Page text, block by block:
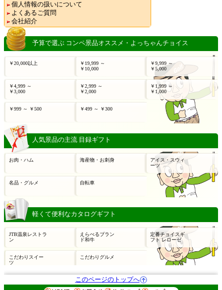
個人情報の扱いについて
よくあるご質問
会社紹介
このページのトップへ